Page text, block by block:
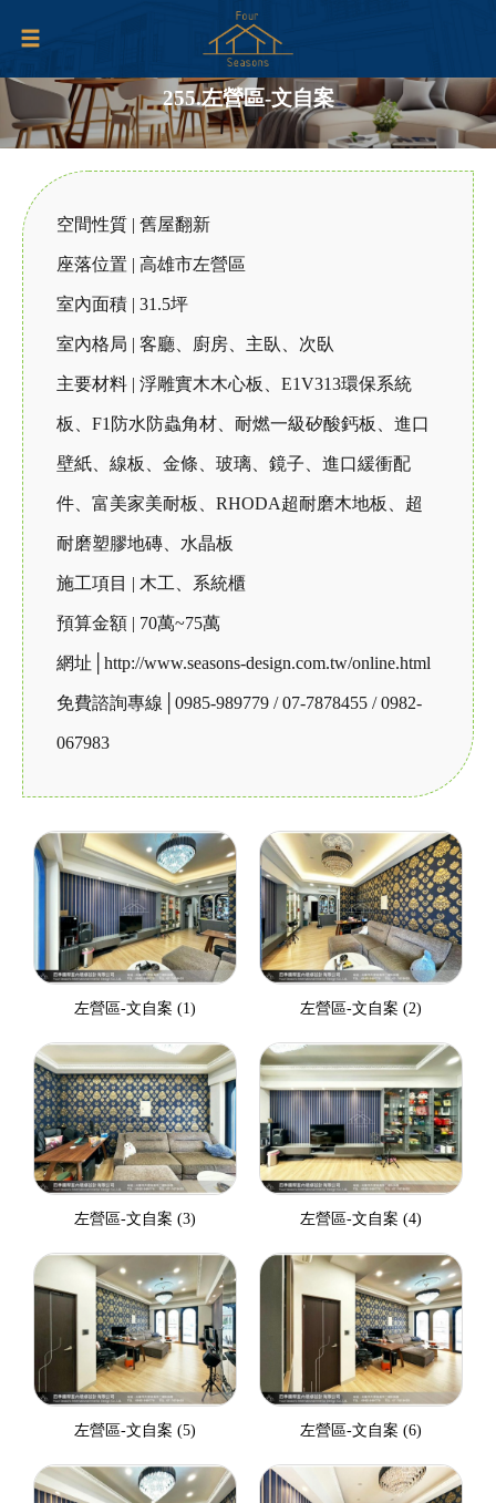
255.左營區-文自案
空間性質 | 舊屋翻新
座落位置 | 高雄市左營區
室內面積 | 31.5坪
室內格局 | 客廳、廚房、主臥、次臥
主要材料 | 浮雕實木木心板、E1V313環保系統
板、F1防水防蟲角材、耐燃一級矽酸鈣板、進口
壁紙、線板、金條、玻璃、鏡子、進口緩衝配
件、富美家美耐板、RHODA超耐磨木地板、超
耐磨塑膠地磚、水晶板
施工項目 | 木工、系統櫃
預算金額 | 70萬~75萬
網址│http://www.seasons-design.com.tw/online.html
免費諮詢專線│0985-989779 / 07-7878455 / 0982-
067983
左營區-文自案 (1) 左營區-文自案 (2)
左營區-文自案 (3) 左營區-文自案 (4)
左營區-文自案 (5) 左營區-文自案 (6)